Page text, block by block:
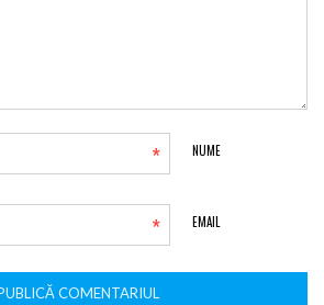
NUME
*
EMAIL
*